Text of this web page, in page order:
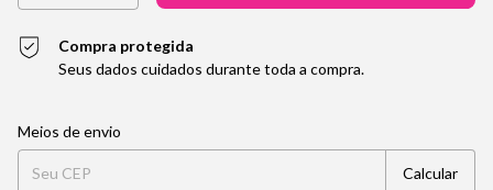
Compra protegida
Seus dados cuidados durante toda a compra.
Entregas para o CEP:
Meios de envio
Calcular